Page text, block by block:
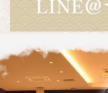
セレモニーホール指宿斎場
浄敬会館別館
指宿家族葬ホール
指宿市で事前相談・斎場見